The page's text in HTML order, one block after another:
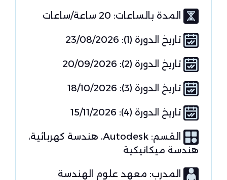
المدة بالساعات: 20 ساعة/ساعات
تاريخ الدورة (1): 23/08/2026
تاريخ الدورة (2): 20/09/2026
تاريخ الدورة (3): 18/10/2026
تاريخ الدورة (4): 15/11/2026
القسم:
هندسة كهربائية
هندسة ميكانيكية
المدرب: معهد علوم الهندسة